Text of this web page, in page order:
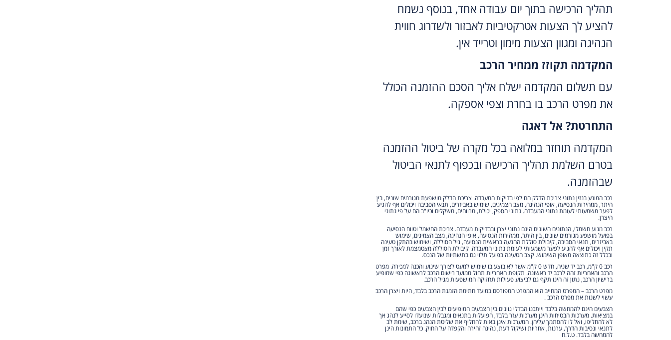
תהליך הרכישה בתוך יום עבודה אחד, בנוסף נשמח
להציע לך הצעות אטרקטיביות לאבזור ולשדרוג חווית
הנהיגה ומגוון הצעות מימון וטרייד אין.
המקדמה תקוזז ממחיר הרכב
עם תשלום המקדמה ישלח אליך הסכם ההזמנה הכולל
את מפרט הרכב בו בחרת וצפי אספקה.
התחרטת? אל דאגה
המקדמה תוחזר במלואה בכל מקרה של ביטול ההזמנה
בטרם השלמת תהליך הרכישה ובכפוף לתנאי הביטול
שבהזמנה.
רכב המונע בנזין נתוני צריכת הדלק הם לפי בדיקות המעבדה. צריכת הדלק מושפעת מגורמים שונים, בין
היתר, ממהירות הנסיעה, אופי הנהיגה, מצב הצמיגים, שימוש באביזרים, תנאי הסביבה ויכולים אף להגיע
לפער משמעותי לעומת נתוני המעבדה. נתוני הספק, יכולת, מרווחים, משקלים וכיו"ב הם על פי נתוני
היצרן.
רכב מנוע חשמלי, הנתונים השונים הינם נתוני יצרן ובבדיקות מעבדה. צריכת החשמל וטווח הנסיעה
בפועל מושפע מגורמים שונים, בין היתר, ממהירות הנסיעה, אופי הנהיגה, מצב הצמיגים, שימוש
באביזרים, תנאי הסביבה, קיבולת סוללת ההנעה בראשית הנסיעה, גיל הסוללה, ושימוש בהתקן טעינה
תקין ויכולים אף להגיע לפער משמעותי לעומת נתוני המעבדה. קיבולת הסוללה מצטמצמת לאורך זמן
ובכלל זה כתוצאה מאופן השימוש. קצב הטעינה בפועל תלוי גם בתשתיות של הנכס.
רכב 0 ק"מ, רכב יד שניה, חדש 0 ק"מ אשר לא בוצע בו שימוש למעט לצורך שינוע והכנה למכירה. מפרט
הרכב והאחריות זהה לרכב יד ראשונה. תקופת האחריות תחול ממועד רישום הרכב לראשונה כפי שמופיע
ברישיון הרכב, נתון זה הינו תקף גם לביצוע פעולות תחזוקה המושפעות מגיל הרכב.
מפרט הרכב – המפרט המחייב הוא המפרט המפורסם במועד חתימת הזמנת הרכב בלבד, היות ויצרן הרכב
עשוי לשנות את מפרט הרכב .
הצבעים הינם להמחשה בלבד וייתכנו הבדלי גוונים בין הצבעים המופיעים לבין הצבעים כפי שהם
במציאות. מערכות הבטיחות הינן מערכות עזר בלבד, הפועלות בתנאים ומגבלות שנועדו לסייע לנהג אך
לא להחליפו, ואל לו להסתמך עליהן. המערכות אינן באות להחליף את שליטת הנהג ברכב, שימת לב
לתנאי ונסיבות הדרך, ערנות, אחריות ושיקול דעת, נהיגה זהירה והקפדה על החוק. כל התמונות הינן
להמחשה בלבד. ט.ל.ח